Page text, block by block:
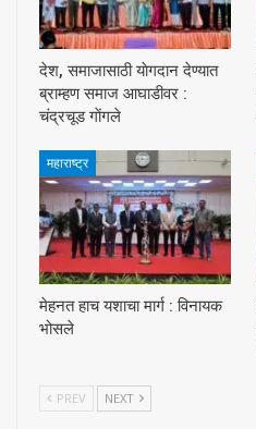
देश, समाजासाठी याेगदान देण्यात
ब्राम्हण समाज आघाडीवर :
चंद्रचूड गाेंगले
महाराष्ट्र
मेहनत हाच यशाचा मार्ग : विनायक
भोसले
PREV NEXT